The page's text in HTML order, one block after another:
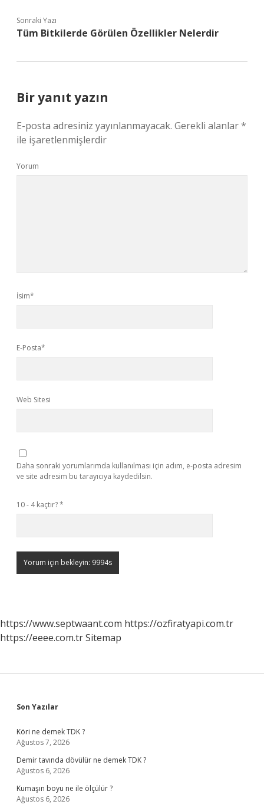
Sonraki Yazı
Tüm Bitkilerde Görülen Özellikler Nelerdir
Bir yanıt yazın
E-posta adresiniz yayınlanmayacak. Gerekli alanlar*
ile işaretlenmişlerdir
Yorum
İsim*
E-Posta*
Web Sitesi
Daha sonraki yorumlarımda kullanılması için adım, e-posta adresim
ve site adresim bu tarayıcıya kaydedilsin.
10 - 4 kaçtır?*
https://www.septwaant.com https://ozfiratyapi.com.tr
https://eeee.com.trSitemap
Sidebar
Son Yazılar
Köri ne demek TDK ?
Ağustos 7, 2026
Demir tavında dövülür ne demek TDK ?
Ağustos 6, 2026
Kumaşın boyu ne ile ölçülür ?
Ağustos 6, 2026